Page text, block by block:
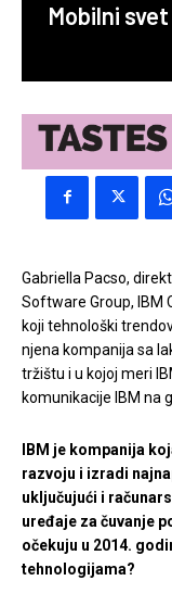
Mobilni
Gabriella Pacso,
Software Group, IBM
koji tehnološki
njena kompanija sa
tržištu i u kojoj meri
komunikacije IBM na
IBM je kompanija
razvoju i izradi
uključujući i
uređaje za čuvanje
očekuju u 2014.
tehnologijama?